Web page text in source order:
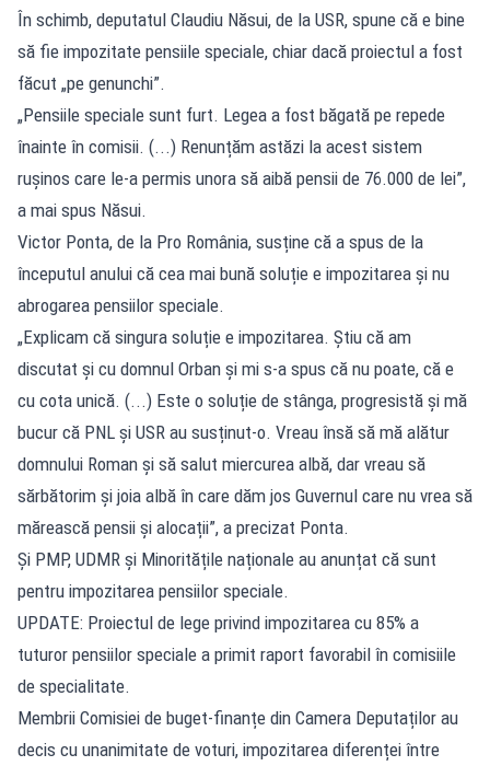
În schimb, deputatul Claudiu Năsui, de la USR, spune că e bine
să fie impozitate pensiile speciale, chiar dacă proiectul a fost
făcut „pe genunchi”.
„Pensiile speciale sunt furt. Legea a fost băgată pe repede
înainte în comisii. (...) Renunțăm astăzi la acest sistem
rușinos care le-a permis unora să aibă pensii de 76.000 de lei”,
a mai spus Năsui.
Victor Ponta, de la Pro România, susține că a spus de la
începutul anului că cea mai bună soluție e impozitarea și nu
abrogarea pensiilor speciale.
„Explicam că singura soluție e impozitarea. Știu că am
discutat și cu domnul Orban și mi s-a spus că nu poate, că e
cu cota unică. (...) Este o soluție de stânga, progresistă și mă
bucur că PNL și USR au susținut-o. Vreau însă să mă alătur
domnului Roman și să salut miercurea albă, dar vreau să
sărbătorim și joia albă în care dăm jos Guvernul care nu vrea să
mărească pensii și alocații”, a precizat Ponta.
Și PMP, UDMR și Minoritățile naționale au anunțat că sunt
pentru impozitarea pensiilor speciale.
UPDATE: Proiectul de lege privind impozitarea cu 85% a
tuturor pensiilor speciale a primit raport favorabil în comisiile
de specialitate.
Membrii Comisiei de buget-finanțe din Camera Deputaților au
decis cu unanimitate de voturi, impozitarea diferenței între